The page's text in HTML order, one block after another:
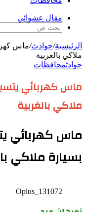
مقال عشوائي
الرئيسية/حوادث/ماس
ملاكي بالغربية
حوادثمحافظات
ماس كهربائي
ملاكي بالغربية
ماس كهربائي
بسيارة ملاكي
Oplus_131072